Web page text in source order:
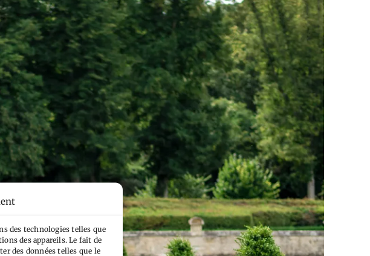
des technologies telles que
des appareils. Le fait de
des données telles que le